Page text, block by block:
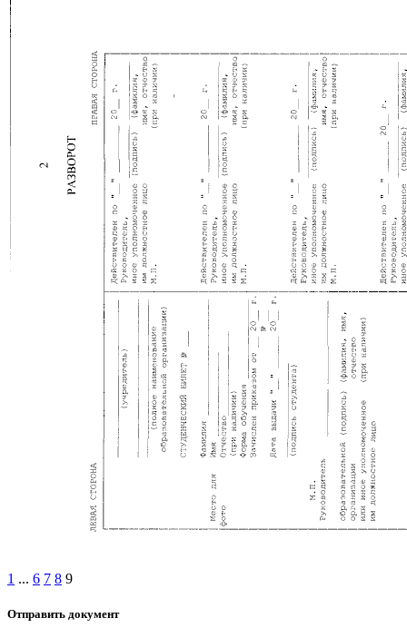
1 ... 6 7 8 9
Отправить документ